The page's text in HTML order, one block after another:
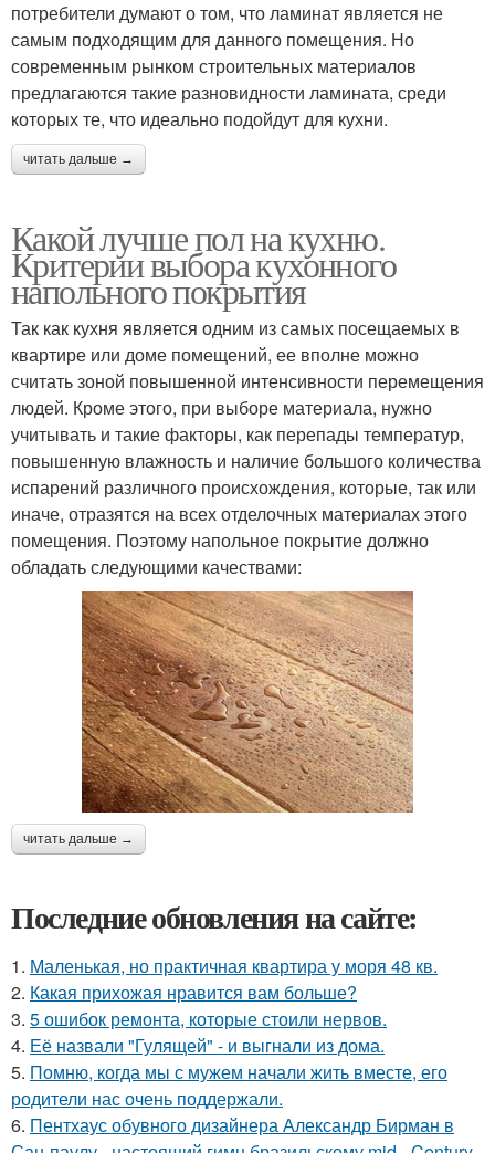
потребители думают о том, что ламинат является не
самым подходящим для данного помещения. Но
современным рынком строительных материалов
предлагаются такие разновидности ламината, среди
которых те, что идеально подойдут для кухни.
читать дальше →
Какой лучше пол на кухню.
Критерии выбора кухонного
напольного покрытия
Так как кухня является одним из самых посещаемых в
квартире или доме помещений, ее вполне можно
считать зоной повышенной интенсивности перемещения
людей. Кроме этого, при выборе материала, нужно
учитывать и такие факторы, как перепады температур,
повышенную влажность и наличие большого количества
испарений различного происхождения, которые, так или
иначе, отразятся на всех отделочных материалах этого
помещения. Поэтому напольное покрытие должно
обладать следующими качествами:
читать дальше →
Последние обновления на сайте:
1. Маленькая, но практичная квартира у моря 48 кв.
2. Какая прихожая нравится вам больше?
3. 5 ошибок ремонта, которые стоили нервов.
4. Её назвали "Гулящей" - и выгнали из дома.
5. Помню, когда мы с мужем начали жить вместе, его
родители нас очень поддержали.
6. Пентхаус обувного дизайнера Александр Бирман в